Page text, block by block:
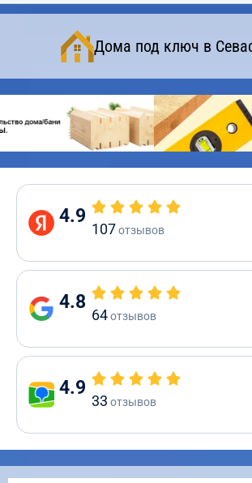
Дома под ключ в
4.9
107отзывов
4.8
64отзывов
4.9
33 отзывов